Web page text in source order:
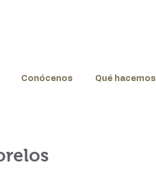
Conócenos Qué hacemos